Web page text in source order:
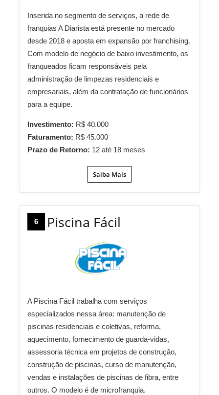
Inserida no segmento de serviços, a rede de
franquias A Diarista está presente no mercado
desde 2018 e aposta em expansão por franchising.
Com modelo de negócio de baixo investimento, os
franqueados ficam responsáveis pela
administração de limpezas residenciais e
empresariais, além da contratação de funcionários
para a equipe.
Investimento: R$ 40.000
Faturamento: R$ 45.000
Prazo de Retorno: 12 até 18 meses
Saiba Mais
6 Piscina Fácil
A Piscina Fácil trabalha com serviços
especializados nessa área: manutenção de
piscinas residenciais e coletivas, reforma,
aquecimento, fornecimento de guarda-vidas,
assessoria técnica em projetos de construção,
construção de piscinas, curso de manutenção,
vendas e instalações de piscinas de fibra, entre
outros. O modelo é de microfranquia.